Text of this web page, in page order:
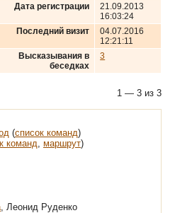
Дата регистрации
21.09.2013
16:03:24
Последний визит
04.07.2016
12:21:11
Высказывания в
беседках
3
1 — 3 из 3
(список команд)
команд маршрут)
, Леонид Руденко